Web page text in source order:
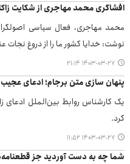
افشاگری محمد مهاجری از شکایت
محمد مهاجری، فعال سیاسی اصولگرا
نوشت: خدایا کشور ما را از دروغ نجات
۱۴۰۳-۰۳-۲۷ ۲۱:۱۴
پنهان سازی متن برجام؛ ادعای
یک کارشناس روابط بین‌الملل ادعای
کرد.
۱۴۰۳-۰۳-۲۷ ۱۱:۵۲
شما چه به دست آوردید جز